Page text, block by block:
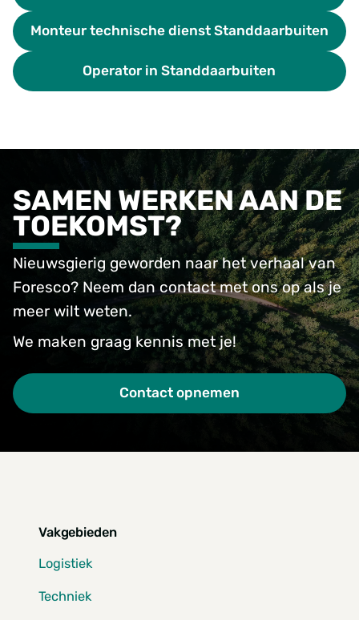
Monteur technische dienst Standdaarbuiten
Operator in Standdaarbuiten
SAMEN WERKEN AAN DE
TOEKOMST?
Nieuwsgierig geworden naar het verhaal van
Foresco? Neem dan contact met ons op als je
meer wilt weten.
We maken graag kennis met je!
Contact opnemen
Vakgebieden
Logistiek
Techniek